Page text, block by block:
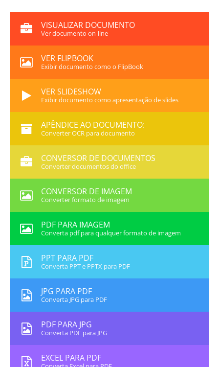
VISUALIZAR DOCUMENTO
Ver documento on-line
VER FLIPBOOK
Exibir documento como o FlipBook
VER SLIDESHOW
Exibir documento como apresentação de slides
APÊNDICE AO DOCUMENTO:
Converter OCR para documento
CONVERSOR DE DOCUMENTOS
Converter documentos do office
CONVERSOR DE IMAGEM
Converter formato de imagem
PDF PARA IMAGEM
Converta pdf para qualquer formato de imagem
PPT PARA PDF
Converta PPT e PPTX para PDF
JPG PARA PDF
Converta JPG para PDF
PDF PARA JPG
Converta PDF para JPG
EXCEL PARA PDF